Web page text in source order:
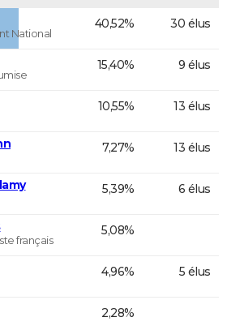
National
40,52% 30 élus
15,40% 9 élus
10,55% 13 élus
7,27% 13 élus
5,39% 6 élus
français
5,08%
4,96% 5 élus
2,28%